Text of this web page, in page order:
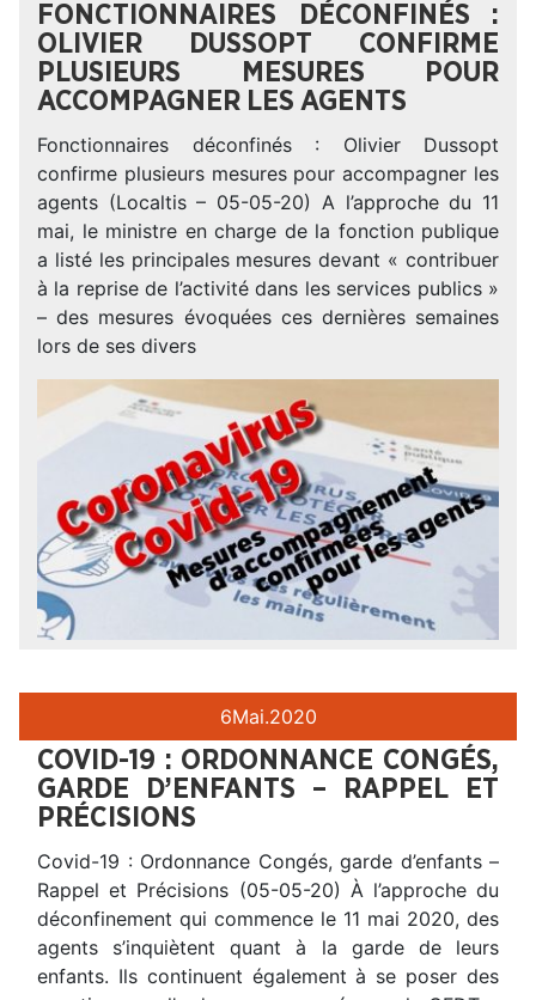
FONCTIONNAIRES DÉCONFINÉS :
OLIVIER DUSSOPT CONFIRME
PLUSIEURS MESURES POUR
ACCOMPAGNER LES AGENTS
Fonctionnaires déconfinés : Olivier Dussopt
confirme plusieurs mesures pour accompagner les
agents (Localtis – 05-05-20) A l’approche du 11
mai, le ministre en charge de la fonction publique
a listé les principales mesures devant « contribuer
à la reprise de l’activité dans les services publics »
– des mesures évoquées ces dernières semaines
lors de ses divers
6Mai.2020
COVID-19 : ORDONNANCE CONGÉS,
GARDE D’ENFANTS – RAPPEL ET
PRÉCISIONS
Covid-19 : Ordonnance Congés, garde d’enfants –
Rappel et Précisions (05-05-20) À l’approche du
déconfinement qui commence le 11 mai 2020, des
agents s’inquiètent quant à la garde de leurs
enfants. Ils continuent également à se poser des